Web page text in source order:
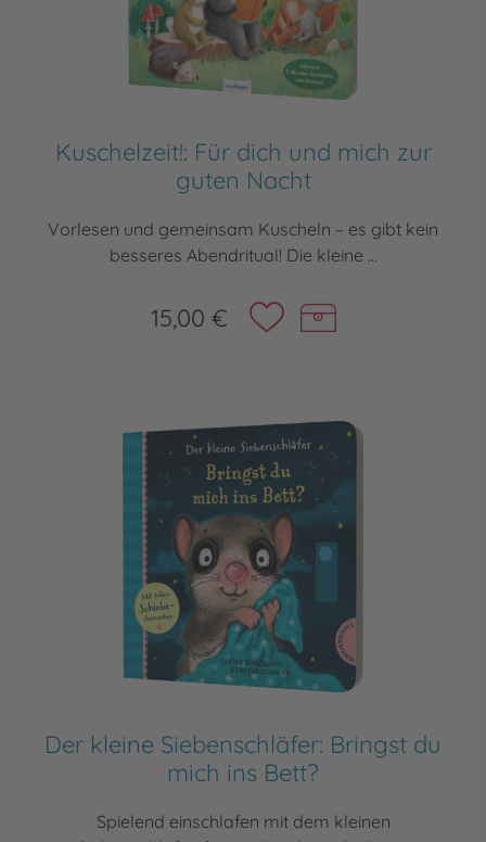
Kuschelzeit!: Für dich und mich zur
guten Nacht
Vorlesen und gemeinsam Kuscheln – es gibt kein
besseres Abendritual! Die kleine ...
15,00 €
Der kleine Siebenschläfer: Bringst du
mich ins Bett?
Spielend einschlafen mit dem kleinen